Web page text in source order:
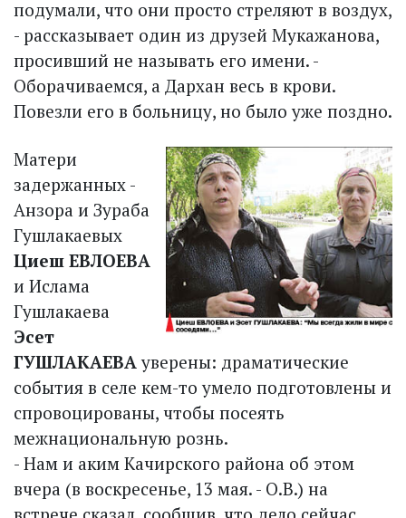
подумали, что они просто стреляют в воздух,
- рассказывает один из друзей Мукажанова,
просивший не называть его имени. -
Оборачиваемся, а Дархан весь в крови.
Повезли его в больницу, но было уже поздно.
Матери
задержанных -
Анзора и Зураба
Гушлакаевых
Циеш ЕВЛОЕВА
и Ислама
Гушлакаева
Эсет
ГУШЛАКАЕВАуверены: драматические
события в селе кем-то умело подготовлены и
спровоцированы, чтобы посеять
межнациональную рознь.
- Нам и аким Качирского района об этом
вчера (в воскресенье, 13 мая. - О.В.) на